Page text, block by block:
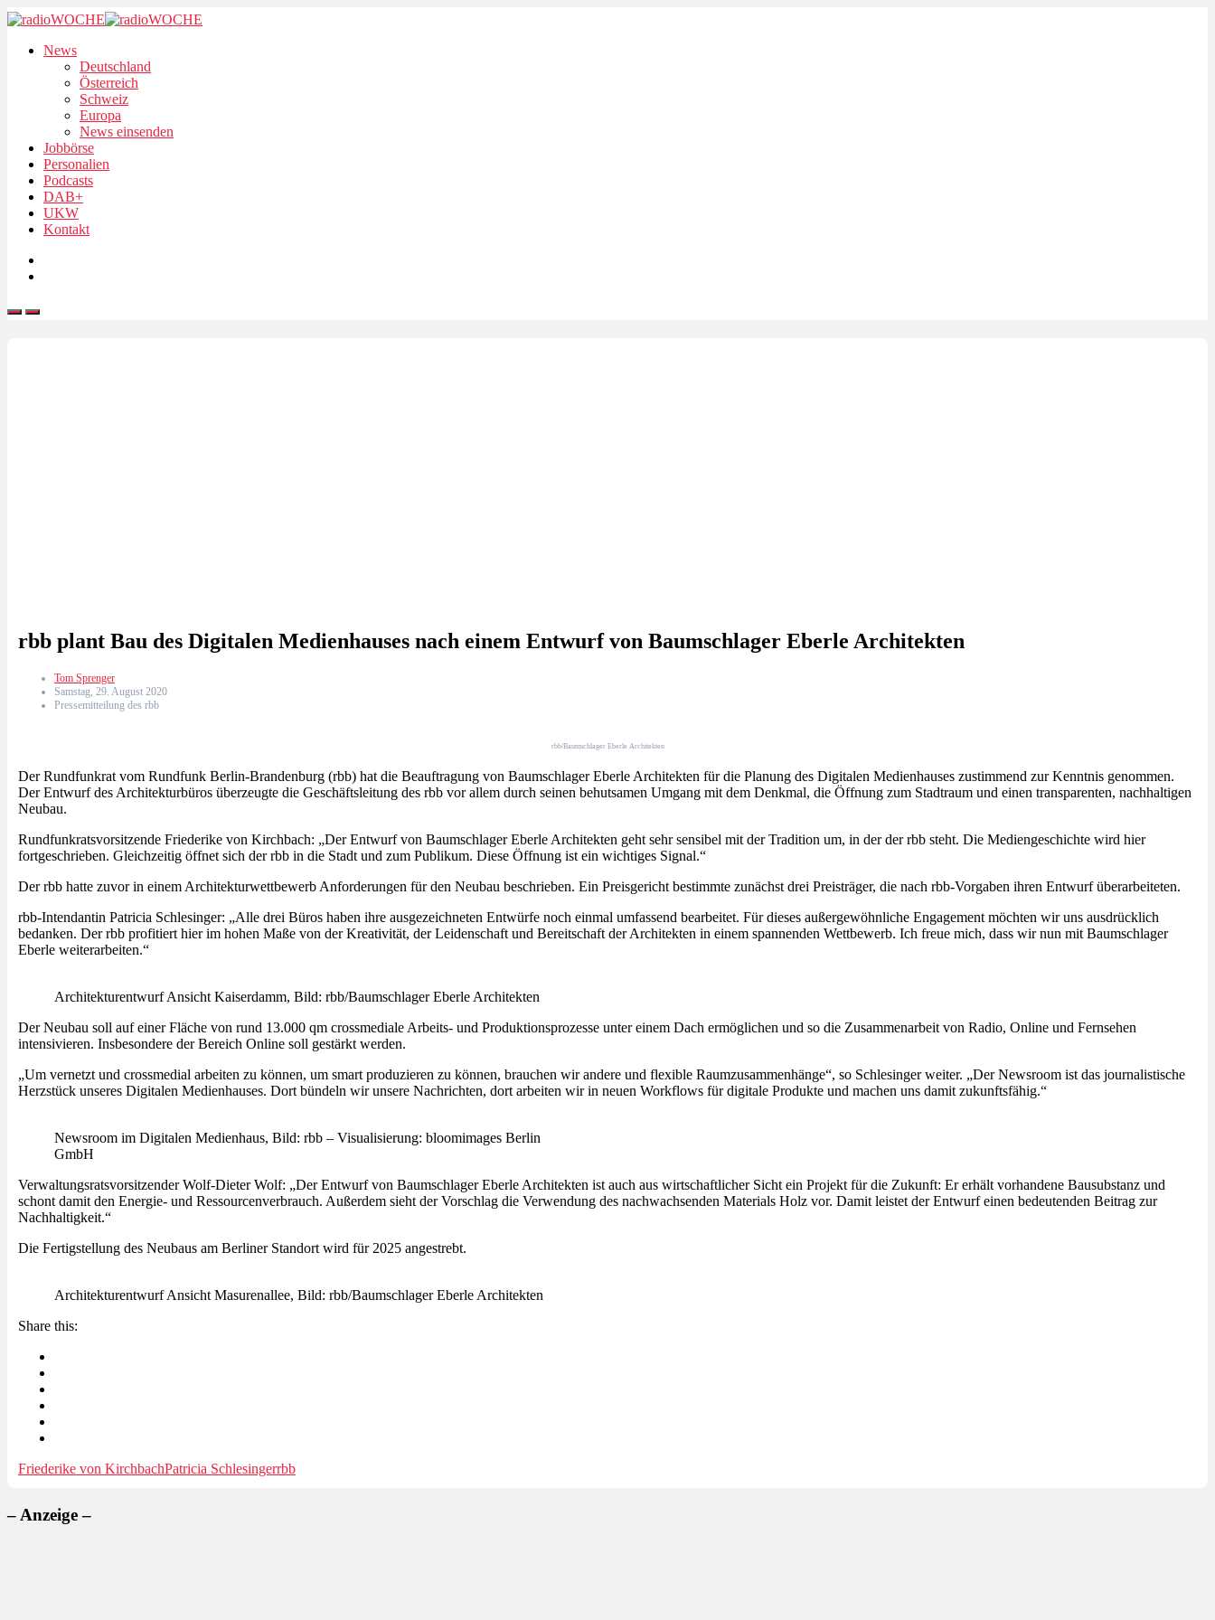
News
Deutschland
Österreich
Schweiz
Europa
News einsenden
Jobbörse
Personalien
Podcasts
DAB+
UKW
Kontakt
rbb plant Bau des Digitalen Medienhauses nach einem Entwurf von Baumschlager Eberle Architekten
Tom Sprenger
Samstag, 29. August 2020
Pressemitteilung des rbb
rbb/Baumschlager Eberle Architekten
Der Rundfunkrat vom Rundfunk Berlin-Brandenburg (rbb) hat die Beauftragung von Baumschlager Eberle Architekten für die Planung des Digitalen Medienhauses zustimmend zur Kenntnis genommen.
Der Entwurf des Architekturbüros überzeugte die Geschäftsleitung des rbb vor allem durch seinen behutsamen Umgang mit dem Denkmal, die Öffnung zum Stadtraum und einen transparenten, nachhaltigen
Neubau.
Rundfunkratsvorsitzende Friederike von Kirchbach: „Der Entwurf von Baumschlager Eberle Architekten geht sehr sensibel mit der Tradition um, in der der rbb steht. Die Mediengeschichte wird hier
fortgeschrieben. Gleichzeitig öffnet sich der rbb in die Stadt und zum Publikum. Diese Öffnung ist ein wichtiges Signal.“
Der rbb hatte zuvor in einem Architekturwettbewerb Anforderungen für den Neubau beschrieben. Ein Preisgericht bestimmte zunächst drei Preisträger, die nach rbb-Vorgaben ihren Entwurf überarbeiteten.
rbb-Intendantin Patricia Schlesinger: „Alle drei Büros haben ihre ausgezeichneten Entwürfe noch einmal umfassend bearbeitet. Für dieses außergewöhnliche Engagement möchten wir uns ausdrücklich
bedanken. Der rbb profitiert hier im hohen Maße von der Kreativität, der Leidenschaft und Bereitschaft der Architekten in einem spannenden Wettbewerb. Ich freue mich, dass wir nun mit Baumschlager
Eberle weiterarbeiten.“
ArchitekturentwurfAnsicht Kaiserdamm, Bild: rbb/Baumschlager Eberle Architekten
Der Neubau soll auf einer Fläche von rund 13.000 qm crossmediale Arbeits- und Produktionsprozesse unter einem Dach ermöglichen und so die Zusammenarbeit von Radio, Online und Fernsehen
intensivieren. Insbesondere der Bereich Online soll gestärkt werden.
„Um vernetzt und crossmedial arbeiten zu können, um smart produzieren zu können, brauchen wir andere und flexible Raumzusammenhänge“, so Schlesinger weiter. „Der Newsroom ist das journalistische
Herzstück unseres Digitalen Medienhauses. Dort bündeln wir unsere Nachrichten, dort arbeiten wir in neuen Workflows für digitale Produkte und machen uns damit zukunftsfähig.“
Newsroom im Digitalen Medienhaus, Bild: rbb – Visualisierung: bloomimages Berlin
GmbH
Verwaltungsratsvorsitzender Wolf-Dieter Wolf: „Der Entwurf von Baumschlager Eberle Architekten ist auch aus wirtschaftlicher Sicht ein Projekt für die Zukunft: Er erhält vorhandene Bausubstanz und
schont damit den Energie- und Ressourcenverbrauch. Außerdem sieht der Vorschlag die Verwendung des nachwachsenden Materials Holz vor. Damit leistet der Entwurf einen bedeutenden Beitrag zur
Nachhaltigkeit.“
Die Fertigstellung des Neubaus am Berliner Standort wird für 2025 angestrebt.
ArchitekturentwurfAnsicht Masurenallee, Bild: rbb/Baumschlager Eberle Architekten
Share this:
Friederike von KirchbachPatricia Schlesingerrbb
– Anzeige –